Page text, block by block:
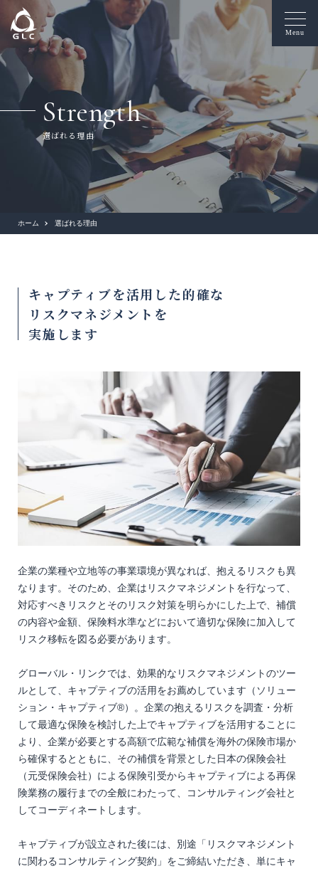
Menu
Strength
選ばれる理由
ホーム 選ばれる理由
キャプティブを活用した的確な
リスクマネジメントを
実施します
企業の業種や立地等の事業環境が異なれば、抱えるリスクも異
なります。そのため、企業はリスクマネジメントを行なって、
対応すべきリスクとそのリスク対策を明らかにした上で、補償
の内容や金額、保険料水準などにおいて適切な保険に加入して
リスク移転を図る必要があります。
グローバル・リンクでは、効果的なリスクマネジメントのツー
ルとして、キャプティブの活用をお薦めしています（ソリュー
ション・キャプティブ®）。企業の抱えるリスクを調査・分析
して最適な保険を検討した上でキャプティブを活用することに
より、企業が必要とする高額で広範な補償を海外の保険市場か
ら確保するとともに、その補償を背景とした日本の保険会社
（元受保険会社）による保険引受からキャプティブによる再保
険業務の履行までの全般にわたって、コンサルティング会社と
してコーディネートします。
キャプティブが設立された後には、別途「リスクマネジメント
に関わるコンサルティング契約」をご締結いただき、単にキャ